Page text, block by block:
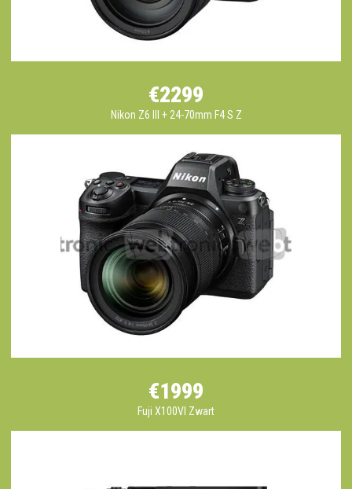
€2299
Nikon Z6 III + 24-70mm F4 S Z
€1999
Fuji X100VI Zwart